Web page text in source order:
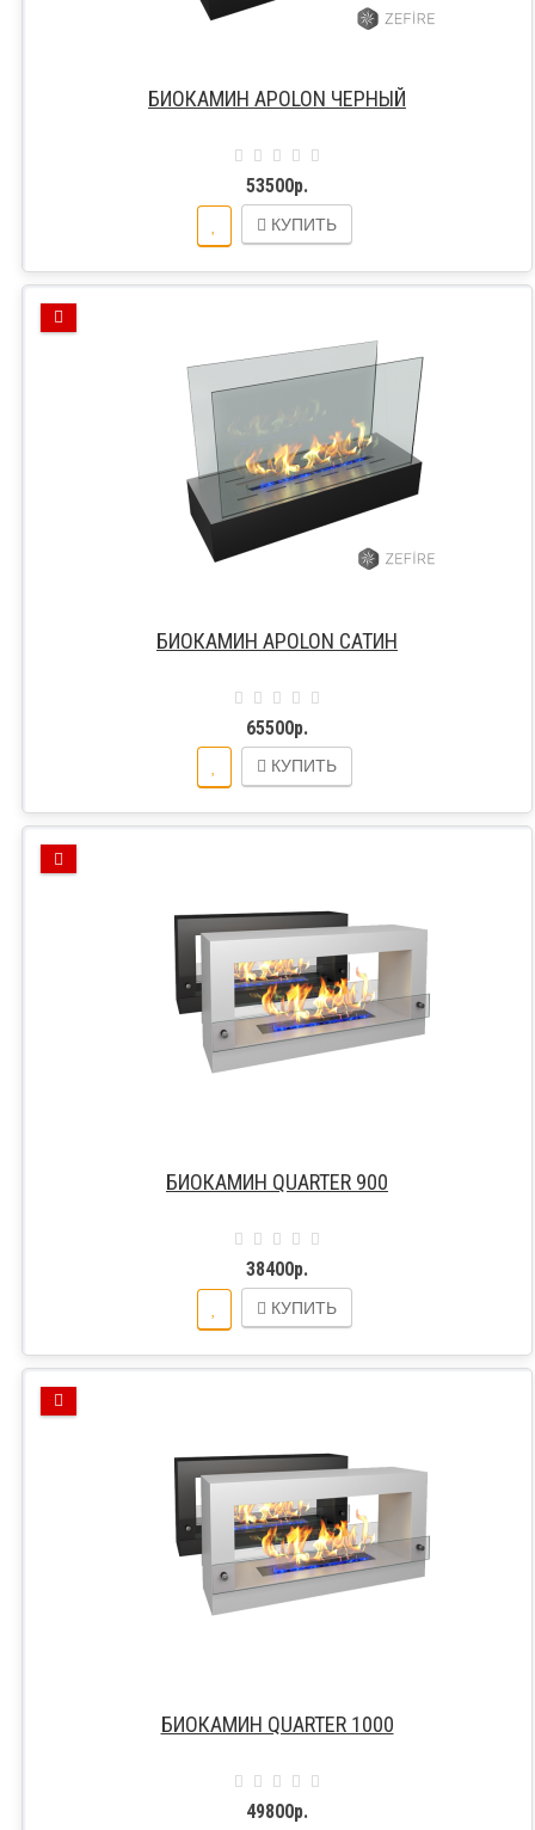
БИОКАМИН APOLON ЧЕРНЫЙ
53500р.
КУПИТЬ
БИОКАМИН APOLON САТИН
65500р.
КУПИТЬ
БИОКАМИН QUARTER 900
38400р.
КУПИТЬ
БИОКАМИН QUARTER 1000
49800р.